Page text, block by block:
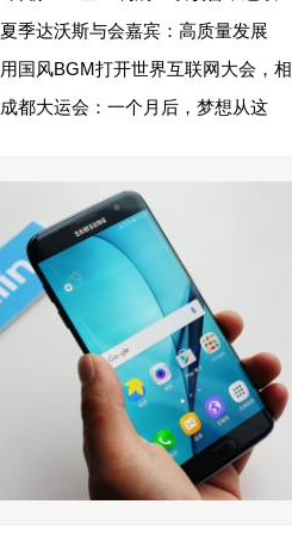
夏季达沃斯与会嘉宾：高质量发展
用国风BGM打开世界互联网大会，相
成都大运会：一个月后，梦想从这